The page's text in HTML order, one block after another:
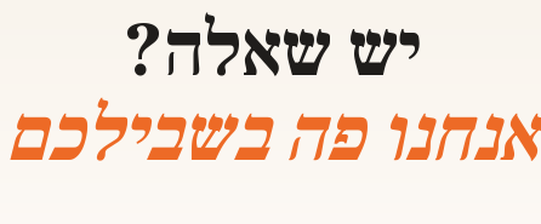
יש שאלה?
אנחנו פה בשבילכם